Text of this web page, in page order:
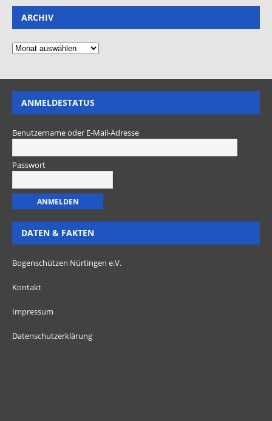
ARCHIV
ANMELDESTATUS
Benutzername oder E-Mail-Adresse
Passwort
DATEN & FAKTEN
Bogenschützen Nürtingen e.V.
Kontakt
Impressum
Datenschutzerklärung